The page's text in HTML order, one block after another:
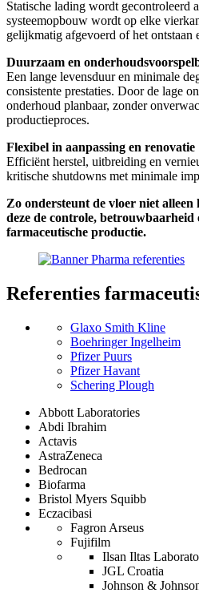
Statische lading wordt gecontroleerd
systeemopbouw wordt op elke
gelijkmatig afgevoerd of het ontstaan
Duurzaam en
Een lange levensduur en minimale
consistente prestaties. Door de lage
onderhoud planbaar, zonder
productieproces.
Flexibel in aanpassing en renovatie
Efficiënt herstel, uitbreiding en
kritische shutdowns met minimale
Zo ondersteunt de vloer niet
deze de controle,
farmaceutische productie.
Referenties
Glaxo Smith Kline
Boehringer Ingelheim
Pfizer Puurs
Pfizer Havant
Schering Plough
Abbott Laboratories
Abdi Ibrahim
Actavis
AstraZeneca
Bedrocan
Biofarma
Bristol Myers Squibb
Eczacibasi
Fagron Arseus
Fujifilm
Ilsan Iltas
JGL Croatia
Johnson &